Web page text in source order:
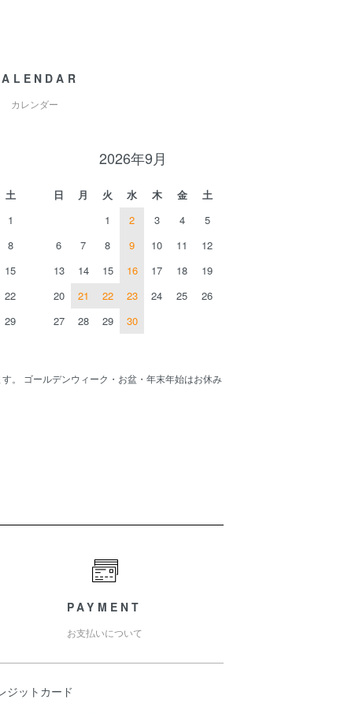
カレンダー
土
1
8
15
22
29
2026年9月
日 月 火 水 木 金
土
1
2 3 4
5
6
7 8 9 10 11
12
13
14 15 16 17 18
19
20
21 22 23 24 25
26
27
28 29 30
。 ゴールデンウィーク・お盆・年末年始はお休み
PAYMENT
お支払いについて
ジットカード